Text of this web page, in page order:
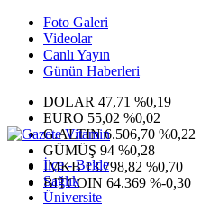
Foto Galeri
Videolar
Canlı Yayın
Günün Haberleri
DOLAR 47,71 %0,19
EURO 55,02 %0,02
G.ALTIN6.506,70 %0,22
GÜMÜŞ 94 %0,28
IMKB13.798,82 %0,70
BITCOIN 64.369 %-0,30
İlçe - Belde
Sağlık
Üniversite